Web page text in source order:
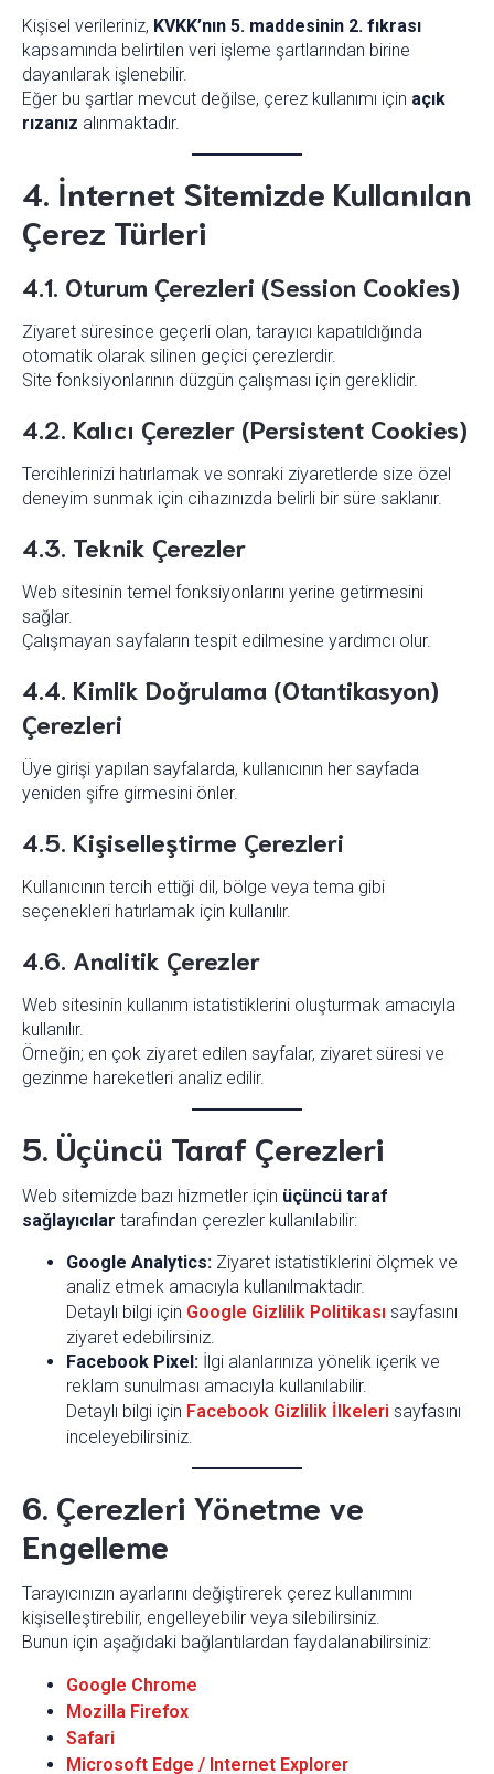
Kişisel verileriniz, KVKK’nın 5. maddesinin 2. fıkrası
kapsamında belirtilen veri işleme şartlarından birine
dayanılarak işlenebilir.
Eğer bu şartlar mevcut değilse, çerez kullanımı için açık
rızanız alınmaktadır.
4. İnternet Sitemizde Kullanılan
Çerez Türleri
4.1. Oturum Çerezleri (Session Cookies)
Ziyaret süresince geçerli olan, tarayıcı kapatıldığında
otomatik olarak silinen geçici çerezlerdir.
Site fonksiyonlarının düzgün çalışması için gereklidir.
4.2. Kalıcı Çerezler (Persistent Cookies)
Tercihlerinizi hatırlamak ve sonraki ziyaretlerde size özel
deneyim sunmak için cihazınızda belirli bir süre saklanır.
4.3. Teknik Çerezler
Web sitesinin temel fonksiyonlarını yerine getirmesini
sağlar.
Çalışmayan sayfaların tespit edilmesine yardımcı olur.
4.4. Kimlik Doğrulama (Otantikasyon)
Çerezleri
Üye girişi yapılan sayfalarda, kullanıcının her sayfada
yeniden şifre girmesini önler.
4.5. Kişiselleştirme Çerezleri
Kullanıcının tercih ettiği dil, bölge veya tema gibi
seçenekleri hatırlamak için kullanılır.
4.6. Analitik Çerezler
Web sitesinin kullanım istatistiklerini oluşturmak amacıyla
kullanılır.
Örneğin; en çok ziyaret edilen sayfalar, ziyaret süresi ve
gezinme hareketleri analiz edilir.
5. Üçüncü Taraf Çerezleri
Web sitemizde bazı hizmetler için üçüncü taraf
sağlayıcılar tarafından çerezler kullanılabilir:
Google Analytics: Ziyaret istatistiklerini ölçmek ve
analiz etmek amacıyla kullanılmaktadır.
Detaylı bilgi için Google Gizlilik Politikası sayfasını
ziyaret edebilirsiniz.
Facebook Pixel: İlgi alanlarınıza yönelik içerik ve
reklam sunulması amacıyla kullanılabilir.
Detaylı bilgi için Facebook Gizlilik İlkeleri sayfasını
inceleyebilirsiniz.
6. Çerezleri Yönetme ve
Engelleme
Tarayıcınızın ayarlarını değiştirerek çerez kullanımını
kişiselleştirebilir, engelleyebilir veya silebilirsiniz.
Bunun için aşağıdaki bağlantılardan faydalanabilirsiniz:
Google Chrome
Mozilla Firefox
Safari
Microsoft Edge / Internet Explorer